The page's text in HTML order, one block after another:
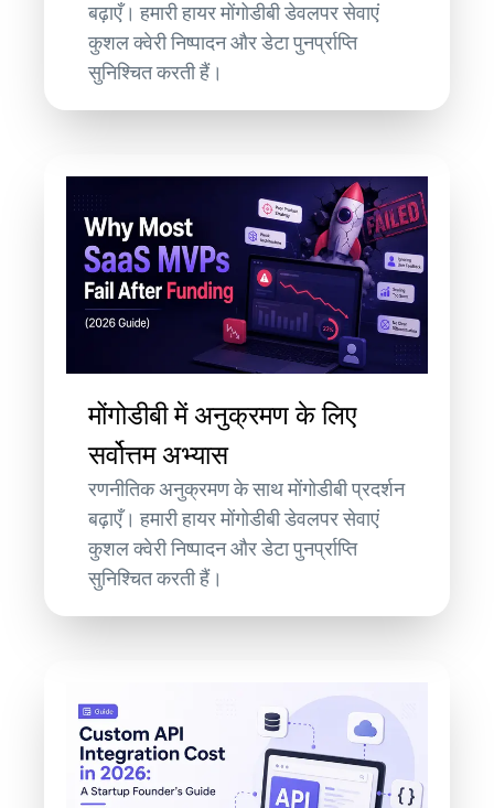
बढ़ाएँ। हमारी हायर मोंगोडीबी डेवलपर सेवाएं
कुशल क्वेरी निष्पादन और डेटा पुनर्प्राप्ति
सुनिश्चित करती हैं।
मोंगोडीबी में अनुक्रमण के लिए
सर्वोत्तम अभ्यास
रणनीतिक अनुक्रमण के साथ मोंगोडीबी प्रदर्शन
बढ़ाएँ। हमारी हायर मोंगोडीबी डेवलपर सेवाएं
कुशल क्वेरी निष्पादन और डेटा पुनर्प्राप्ति
सुनिश्चित करती हैं।